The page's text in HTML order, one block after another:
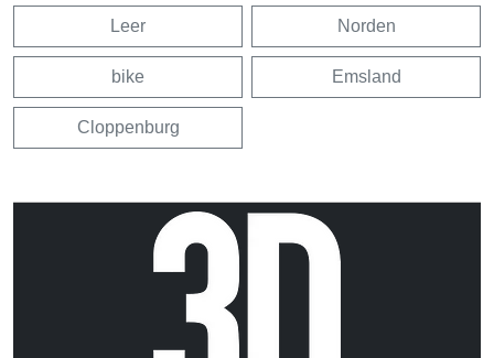
Leer Norden
bike Emsland
Cloppenburg